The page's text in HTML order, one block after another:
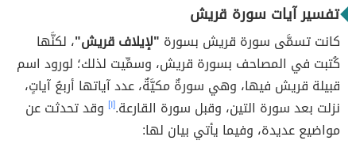
تفسير آيات سورة قريش
كانت تسمَّى سورة قريش بسورة "لإيلاف قريش"، لكنَّها
كُتبت في المصاحف بسورة قريش، وسمِّيت لذلك؛ لورود اسم
قبيلة قريش فيها، وهي سورةٌ مكيَّةٌ، عدد آياتها أربعُ آياتٍ،
نزلت بعد سورة التين، وقبل سورة القارعة.[١] وقد تحدثت عن
مواضيع عديدة، وفيما يأتي بيان لها: